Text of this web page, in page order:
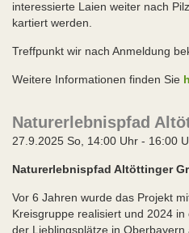
interessierte Laien weiter nach
kartiert werden.
Treffpunkt wir nach Anmeldung
Weitere Informationen finden Sie
Naturerlebnispfad
27.9.2025 So, 14:00 Uhr - 16:00
Naturerlebnispfad Altöttinger
Vor 6 Jahren wurde das Projekt
Kreisgruppe realisiert und 2024
der Lieblingsplätze in